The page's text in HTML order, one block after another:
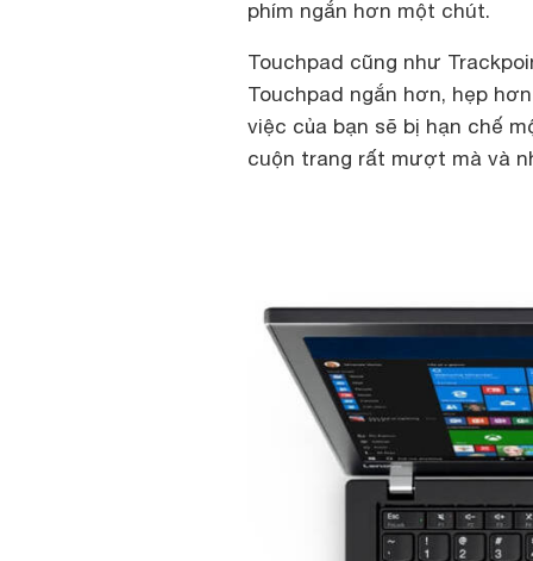
phím ngắn hơn một chút.
Touchpad cũng như
Touchpad ngắn hơn, hẹp
việc của bạn sẽ bị hạn chế
cuộn trang rất mượt mà và